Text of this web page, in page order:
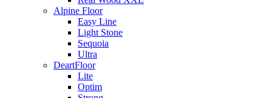
Alpine Floor
Easy Line
Light Stone
Sequoia
Ultra
DeartFloor
Lite
Optim